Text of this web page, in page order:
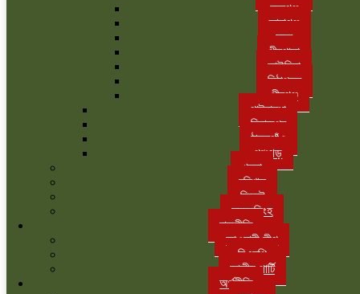
বদরগঞ্জ
তারাগঞ্জ
সদর
পীরগাছা
কাউনিয়া
মিঠাপুকুর
পীরগঞ্জ
গাইবান্ধা
দিনাজপুর
ঠাকুরগাঁও
পঞ্চগড়
খুলনা
বরিশাল
সিলেট
ময়মনসিংহ
রাজনীতি
আওয়ামী লীগ
বিএনপি
জাতীয় পার্টি
অর্থনীতি